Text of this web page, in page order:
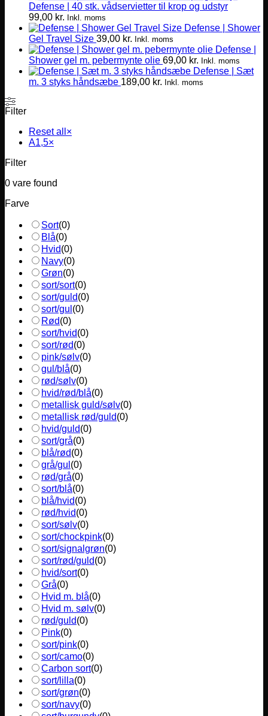
Defense | 40 stk. vådservietter til krop og udstyr
99,00 kr. Inkl. moms
Defense | Shower
Gel Travel Size 39,00 kr. Inkl. moms
Defense |
Shower gel m. pebermynte olie 69,00 kr. Inkl. moms
Defense | Sæt
m. 3 styks håndsæbe 189,00 kr. Inkl. moms
Filter
Reset all ×
A1,5×
Filter
0 vare found
Farve
Sort(0)
Blå(0)
Hvid(0)
Navy(0)
Grøn(0)
sort/sort(0)
sort/guld(0)
sort/gul (0)
Rød(0)
sort/hvid(0)
sort/rød(0)
pink/sølv(0)
gul/blå(0)
rød/sølv(0)
hvid/rød/blå(0)
metallisk guld/sølv(0)
metallisk rød/guld(0)
hvid/guld(0)
sort/grå(0)
blå/rød(0)
grå/gul (0)
rød/grå(0)
sort/blå(0)
blå/hvid(0)
rød/hvid(0)
sort/sølv(0)
sort/chockpink(0)
sort/signalgrøn(0)
sort/rød/guld(0)
hvid/sort(0)
Grå(0)
Hvid m. blå(0)
Hvid m. sølv(0)
rød/guld(0)
Pink(0)
sort/pink(0)
sort/camo(0)
Carbon sort(0)
sort/lilla(0)
sort/grøn(0)
sort/navy(0)